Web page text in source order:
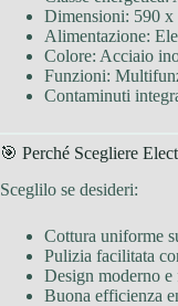
Dimensioni: 590
Alimentazione:
Colore: Acciaio
Funzioni:
Contaminuti
🎯 Perché Scegliere
Sceglilo se desideri:
Cottura uniforme
Pulizia facilitata
Design moderno e
Buona efficienza